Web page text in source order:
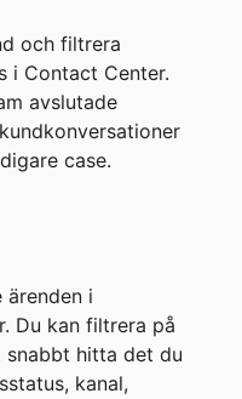
och filtrera
i Contact Center.
avslutade
case.
ärenden i
Du kan filtrera på
hitta det du
kanal,